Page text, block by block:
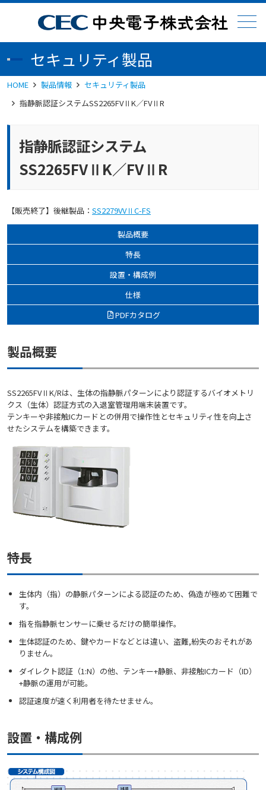
メニュー
セキュリティ製品
HOME 製品情報
セキュリティ製品
指静脈認証システムSS2265FVⅡK／FVⅡR
指静脈認証システム
SS2265FVⅡK／FVⅡR
【販売終了】後継製品： SS2279VVⅡC-FS
製品概要
特長
設置・構成例
仕様
PDFカタログ
製品概要
SS2265FVⅡK/Rは、生体の指静脈パターンにより認証するバイオメトリ
クス（生体）認証方式の入退室管理用端末装置です。
テンキーや非接触ICカードとの併用で操作性とセキュリティ性を向上さ
せたシステムを構築できます。
特長
生体内（指）の静脈パターンによる認証のため、偽造が極めて困難で
す。
指を指静脈センサーに乗せるだけの簡単操作。
生体認証のため、鍵やカードなどとは違い、盗難,紛失のおそれがあ
りません。
ダイレクト認証（1:N）の他、テンキー+静脈、非接触ICカード（ID）
+静脈の運用が可能。
認証速度が速く利用者を待たせません。
設置・構成例